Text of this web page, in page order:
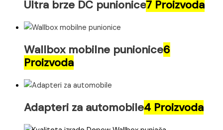
Ultra brze DC punionice7 Proizvoda
Wallbox mobilne punionice6
Proizvoda
Adapteri za automobile4 Proizvoda